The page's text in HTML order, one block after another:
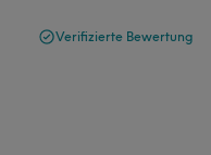
Verifizierte Bewertung